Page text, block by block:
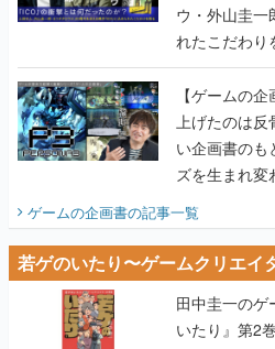
ウ・外山圭一
れたこだわり
画書】
【ゲームの
上げたのは
い企画書のも
ズを生まれ
ゲームの企画書の記事一覧
若ゲのいたり〜ゲームクリエイ
田中圭一のゲ
いたり』第2